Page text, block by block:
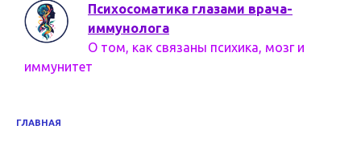
Психосоматика глазами врача-
иммунолога
О том, как связаны психика, мозг и
иммунитет
ГЛАВНАЯ